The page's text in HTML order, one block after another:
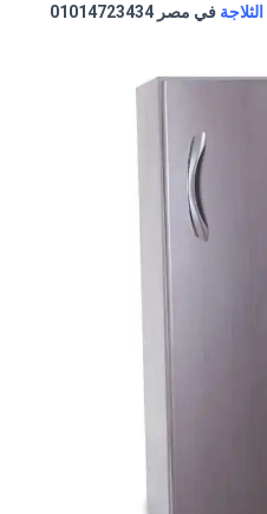
الثلاجة في مصر 01014723434